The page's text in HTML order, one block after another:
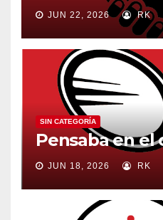
JUN 22, 2026 RK
SIN CATEGORÍA
Pensaba en el
JUN 18, 2026 RK